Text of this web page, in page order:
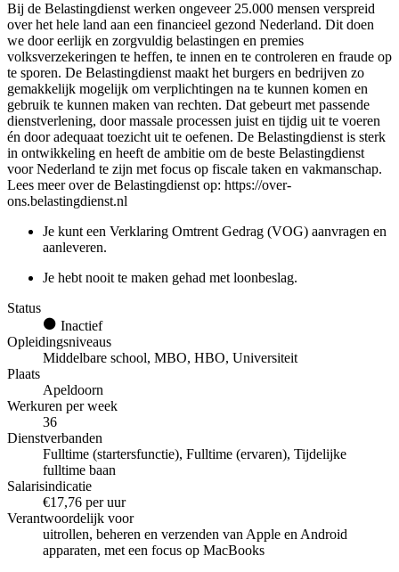
Bij de Belastingdienst werken ongeveer 25.000 mensen verspreid
over het hele land aan een financieel gezond Nederland. Dit doen
we door eerlijk en zorgvuldig belastingen en premies
volksverzekeringen te heffen, te innen en te controleren en fraude op
te sporen. De Belastingdienst maakt het burgers en bedrijven zo
gemakkelijk mogelijk om verplichtingen na te kunnen komen en
gebruik te kunnen maken van rechten. Dat gebeurt met passende
dienstverlening, door massale processen juist en tijdig uit te voeren
én door adequaat toezicht uit te oefenen. De Belastingdienst is sterk
in ontwikkeling en heeft de ambitie om de beste Belastingdienst
voor Nederland te zijn met focus op fiscale taken en vakmanschap.
Lees meer over de Belastingdienst op: https://over-
ons.belastingdienst.nl
Je kunt een Verklaring Omtrent Gedrag (VOG) aanvragen en
aanleveren.
Je hebt nooit te maken gehad met loonbeslag.
Status
Inactief
Opleidingsniveaus
Middelbare school, MBO, HBO, Universiteit
Plaats
Apeldoorn
Werkuren per week
36
Dienstverbanden
Fulltime (startersfunctie), Fulltime (ervaren), Tijdelijke
fulltime baan
Salarisindicatie
€17,76 per uur
Verantwoordelijk voor
uitrollen, beheren en verzenden van Apple en Android
apparaten, met een focus op MacBooks